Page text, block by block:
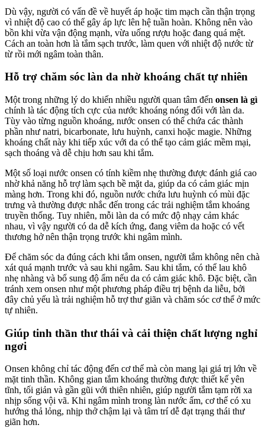
Dù vậy, người có vấn đề về huyết áp hoặc tim mạch cần thận trọng
vì nhiệt độ cao có thể gây áp lực lên hệ tuần hoàn. Không nên vào
bồn khi vừa vận động mạnh, vừa uống rượu hoặc đang quá mệt.
Cách an toàn hơn là tắm sạch trước, làm quen với nhiệt độ nước từ
từ rồi mới ngâm toàn thân.
Hỗ trợ chăm sóc làn da nhờ khoáng chất tự nhiên
Một trong những lý do khiến nhiều người quan tâm đến onsen là gì
chính là tác động tích cực của nước khoáng nóng đối với làn da.
Tùy vào từng nguồn khoáng, nước onsen có thể chứa các thành
phần như natri, bicarbonate, lưu huỳnh, canxi hoặc magie. Những
khoáng chất này khi tiếp xúc với da có thể tạo cảm giác mềm mại,
sạch thoáng và dễ chịu hơn sau khi tắm.
Một số loại nước onsen có tính kiềm nhẹ thường được đánh giá cao
nhờ khả năng hỗ trợ làm sạch bề mặt da, giúp da có cảm giác mịn
màng hơn. Trong khi đó, nguồn nước chứa lưu huỳnh có mùi đặc
trưng và thường được nhắc đến trong các trải nghiệm tắm khoáng
truyền thống. Tuy nhiên, mỗi làn da có mức độ nhạy cảm khác
nhau, vì vậy người có da dễ kích ứng, đang viêm da hoặc có vết
thương hở nên thận trọng trước khi ngâm mình.
Để chăm sóc da đúng cách khi tắm onsen, người tắm không nên chà
xát quá mạnh trước và sau khi ngâm. Sau khi tắm, có thể lau khô
nhẹ nhàng và bổ sung độ ẩm nếu da có cảm giác khô. Đặc biệt, cần
tránh xem onsen như một phương pháp điều trị bệnh da liễu, bởi
đây chủ yếu là trải nghiệm hỗ trợ thư giãn và chăm sóc cơ thể ở mức
tự nhiên.
Giúp tinh thần thư thái và cải thiện chất lượng nghỉ
ngơi
Onsen không chỉ tác động đến cơ thể mà còn mang lại giá trị lớn về
mặt tinh thần. Không gian tắm khoáng thường được thiết kế yên
tĩnh, tối giản và gần gũi với thiên nhiên, giúp người tắm tạm rời xa
nhịp sống vội vã. Khi ngâm mình trong làn nước ấm, cơ thể có xu
hướng thả lỏng, nhịp thở chậm lại và tâm trí dễ đạt trạng thái thư
giãn hơn.